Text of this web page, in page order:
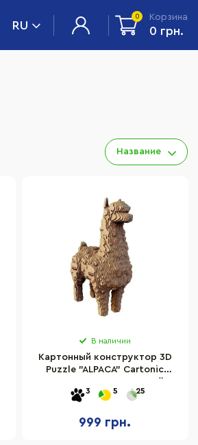
RU
0 Корзина
0 грн.
Название
В наличии
Картонный конструктор 3D
Puzzle "ALPACA" Cartonic
3 5 25
999 грн.